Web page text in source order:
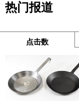
热门报道
点击数